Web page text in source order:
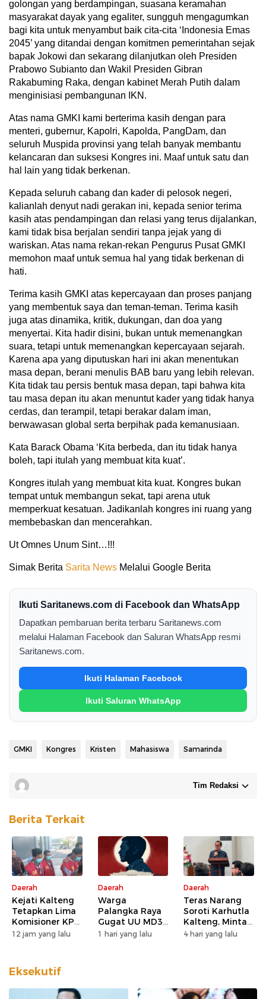
golongan yang berdampingan, suasana keramahan
masyarakat dayak yang egaliter, sungguh mengagumkan
bagi kita untuk menyambut baik cita-cita ‘Indonesia Emas
2045’ yang ditandai dengan komitmen pemerintahan sejak
bapak Jokowi dan sekarang dilanjutkan oleh Presiden
Prabowo Subianto dan Wakil Presiden Gibran
Rakabuming Raka, dengan kabinet Merah Putih dalam
menginisiasi pembangunan IKN.
Atas nama GMKI kami berterima kasih dengan para
menteri, gubernur, Kapolri, Kapolda, PangDam, dan
seluruh Muspida provinsi yang telah banyak membantu
kelancaran dan suksesi Kongres ini. Maaf untuk satu dan
hal lain yang tidak berkenan.
Kepada seluruh cabang dan kader di pelosok negeri,
kalianlah denyut nadi gerakan ini, kepada senior terima
kasih atas pendampingan dan relasi yang terus dijalankan,
kami tidak bisa berjalan sendiri tanpa jejak yang di
wariskan. Atas nama rekan-rekan Pengurus Pusat GMKI
memohon maaf untuk semua hal yang tidak berkenan di
hati.
Terima kasih GMKI atas kepercayaan dan proses panjang
yang membentuk saya dan teman-teman. Terima kasih
juga atas dinamika, kritik, dukungan, dan doa yang
menyertai. Kita hadir disini, bukan untuk memenangkan
suara, tetapi untuk memenangkan kepercayaan sejarah.
Karena apa yang diputuskan hari ini akan menentukan
masa depan, berani menulis BAB baru yang lebih relevan.
Kita tidak tau persis bentuk masa depan, tapi bahwa kita
tau masa depan itu akan menuntut kader yang tidak hanya
cerdas, dan terampil, tetapi berakar dalam iman,
berwawasan global serta berpihak pada kemanusiaan.
Kata Barack Obama ‘Kita berbeda, dan itu tidak hanya
boleh, tapi itulah yang membuat kita kuat’.
Kongres itulah yang membuat kita kuat. Kongres bukan
tempat untuk membangun sekat, tapi arena utuk
memperkuat kesatuan. Jadikanlah kongres ini ruang yang
membebaskan dan mencerahkan.
Ut Omnes Unum Sint…!!!
Simak Berita Sarita News Melalui Google Berita
Ikuti Saritanews.com di Facebook dan WhatsApp
Dapatkan pembaruan berita terbaru Saritanews.com
melalui Halaman Facebook dan Saluran WhatsApp resmi
Saritanews.com.
Ikuti Halaman Facebook
Ikuti Saluran WhatsApp
GMKI Kongres Kristen Mahasiswa Samarinda
Tim Redaksi
Berita Terkait
Daerah
Kejati Kalteng
Tetapkan Lima
Komisioner KPU
Kotim sebagai
12 jam yang lalu
Daerah
Warga
Palangka Raya
Gugat UU MD3
dan UU P3 ke
1 hari yang lalu
Daerah
Teras Narang
Soroti Karhutla
Kalteng, Minta
Pengawasan
4 hari yang lalu
Eksekutif